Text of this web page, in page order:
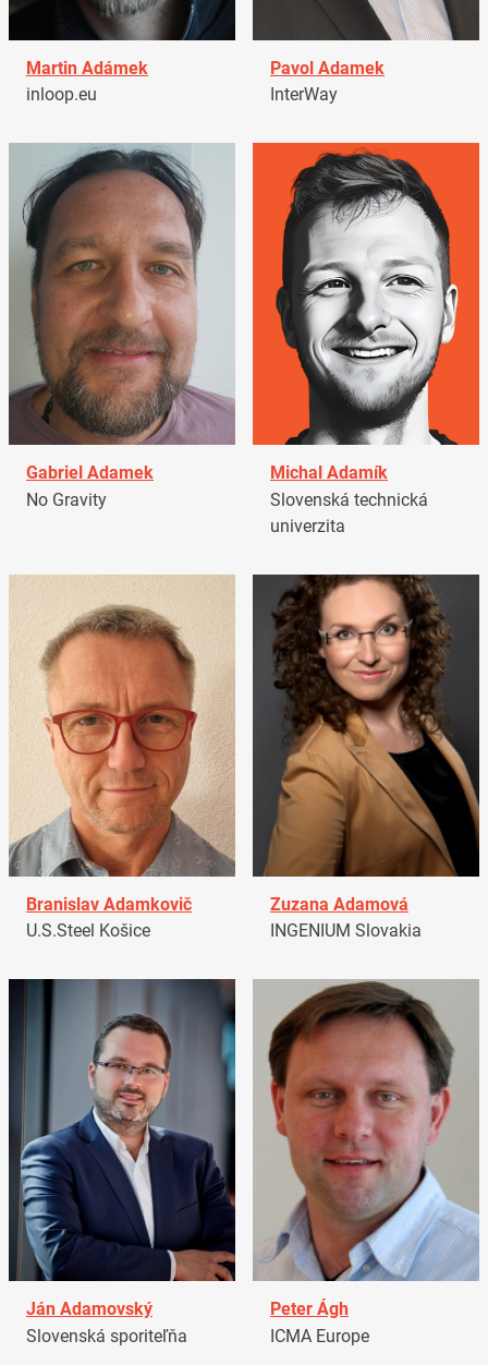
Martin Adámek
inloop.eu
Pavol Adamek
InterWay
Gabriel Adamek
No Gravity
Michal Adamík
Slovenská technická
univerzita
Branislav Adamkovič
U.S.Steel Košice
Zuzana Adamová
INGENIUM Slovakia
Ján Adamovský
Slovenská sporiteľňa
Peter Ágh
ICMA Europe